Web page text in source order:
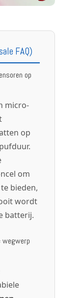
FAQ)
op
micro-
op
om
bieden,
wordt
batterij.
wegwerp